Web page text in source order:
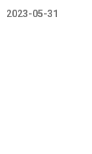
2023-05-31